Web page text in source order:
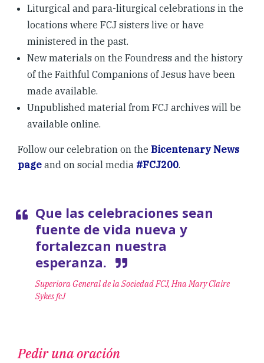
Liturgical and para-liturgical celebrations in the
locations where FCJ sisters live or have
ministered in the past.
New materials on the Foundress and the history
of the Faithful Companions of Jesus have been
made available.
Unpublished material from FCJ archives will be
available online.
Follow our celebration on the Bicentenary News
page and on social media #FCJ200.
Que las celebraciones sean
fuente de vida nueva y
fortalezcan nuestra
esperanza.
Superiora General de la Sociedad FCJ, Hna Mary Claire
Sykes fcJ
Pedir una oración